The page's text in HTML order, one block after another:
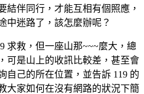
結伴同行，才能互相有個照應，
中迷路了，該怎麼辦呢？
求救，但一座山那~~~麼大，總
可是山上的收訊比較差，甚至會
自己的所在位置，並告訴 119 的
大家如何在沒有網路的狀況下簡